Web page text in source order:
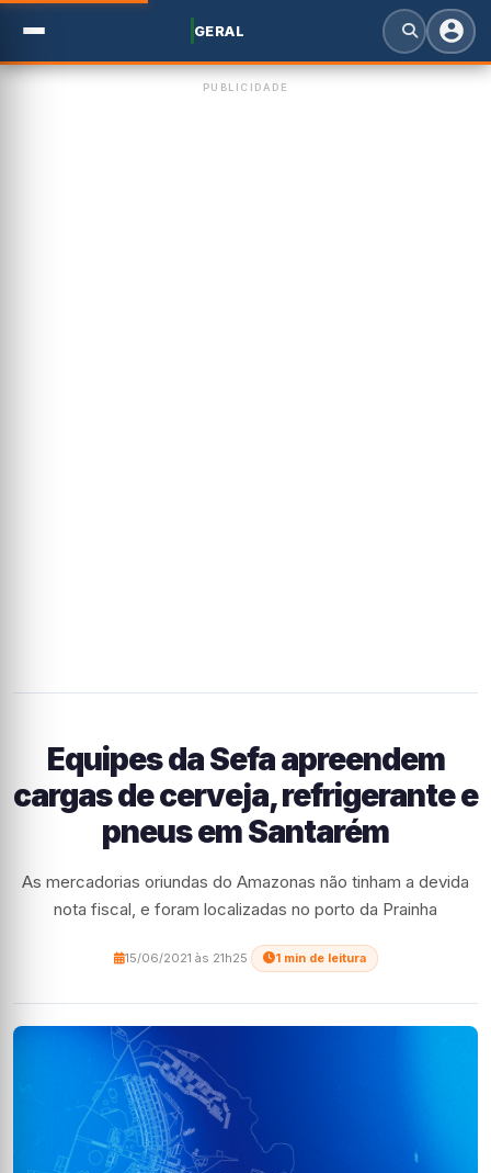
GERAL
PUBLICIDADE
Equipes da Sefa apreendem
cargas de cerveja, refrigerante e
pneus em Santarém
As mercadorias oriundas do Amazonas não tinham a devida
nota fiscal, e foram localizadas no porto da Prainha
15/06/2021 às 21h25 1 min de leitura